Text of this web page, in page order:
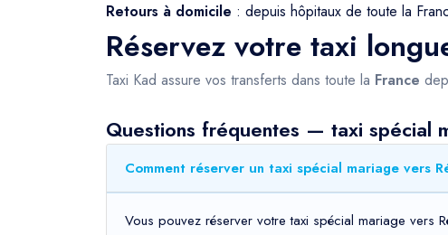
Retours à domicile : depuis hôpitaux de toute la
Réservez votre taxi
Taxi Kad assure vos transferts dans toute la France
Questions fréquentes — taxi spécial
Comment réserver un taxi spécial mariage vers
Vous pouvez réserver votre taxi spécial mariage vers